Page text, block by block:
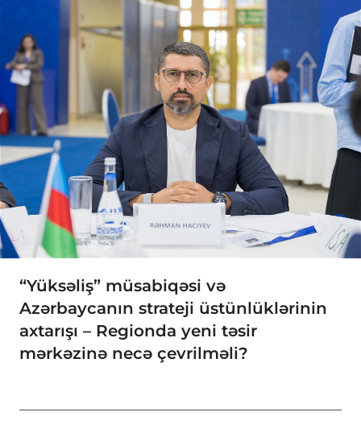
“Yüksəliş” müsabiqəsi və
Azərbaycanın strateji üstünlüklərinin
axtarışı – Regionda yeni təsir
mərkəzinə necə çevrilməli?